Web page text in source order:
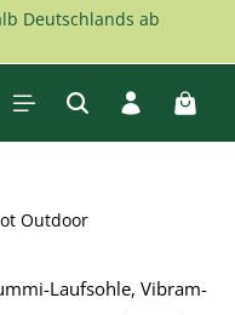
Deutschlands ab
Outdoor